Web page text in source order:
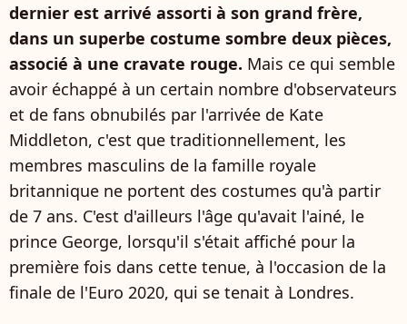
dernier est arrivé assorti à son grand frère,
dans un superbe costume sombre deux pièces,
associé à une cravate rouge. Mais ce qui semble
avoir échappé à un certain nombre d'observateurs
et de fans obnubilés par l'arrivée de Kate
Middleton, c'est que traditionnellement, les
membres masculins de la famille royale
britannique ne portent des costumes qu'à partir
de 7 ans. C'est d'ailleurs l'âge qu'avait l'ainé, le
prince George, lorsqu'il s'était affiché pour la
première fois dans cette tenue, à l'occasion de la
finale de l'Euro 2020, qui se tenait à Londres.